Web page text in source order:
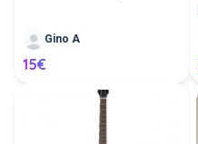
Gino A
15€